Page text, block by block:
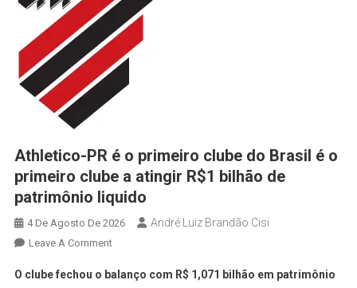
Athletico-PR é o primeiro clube do Brasil é o
primeiro clube a atingir R$1 bilhão de
patrimônio liquido
4 De Agosto De 2026 André Luiz Brandão Cisi
Leave A Comment
O clube fechou o balanço com R$ 1,071 bilhão em patrimônio